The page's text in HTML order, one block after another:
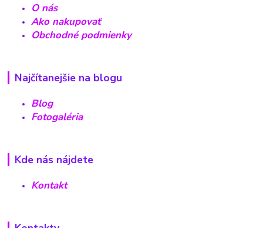
O nás
Ako nakupovať
Obchodné podmienky
Najčítanejšie na blogu
Blog
Fotogaléria
Kde nás nájdete
Kontakt